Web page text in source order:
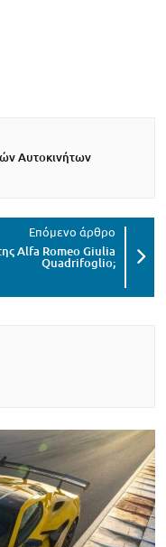
Αυτοκινήτων
Alfa Romeo Giulia
Quadrifoglio;